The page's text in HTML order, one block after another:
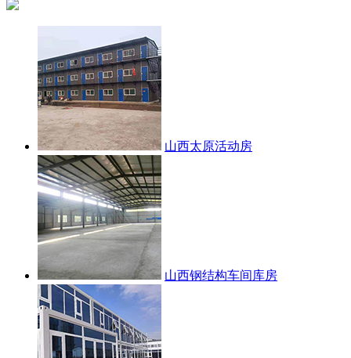
山西太原活动房
山西钢结构车间库房